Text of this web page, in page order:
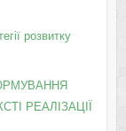
розвитку
РЕАЛІЗАЦІЇ